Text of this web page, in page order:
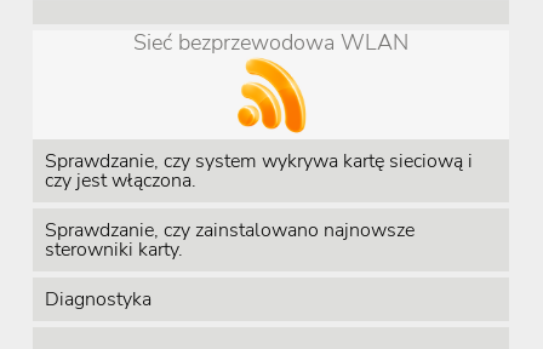
Sieć bezprzewodowa WLAN
Sprawdzanie, czy system wykrywa kartę sieciową i
czy jest włączona.
Sprawdzanie, czy zainstalowano najnowsze
sterowniki karty.
Diagnostyka